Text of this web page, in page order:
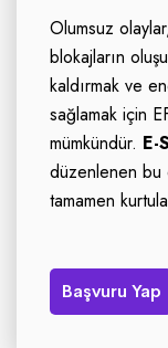
Olumsuz
blokajların
kaldırmak ve
sağlamak için
mümkündür. E-
düzenlenen bu
tamamen
Başvuru Yap